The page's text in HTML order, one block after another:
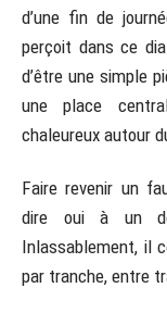
d’une fin de
perçoit dans ce
d’être une simple
une place
chaleureux autour
Faire revenir un
dire oui à un
Inlassablement, il
par tranche, entre